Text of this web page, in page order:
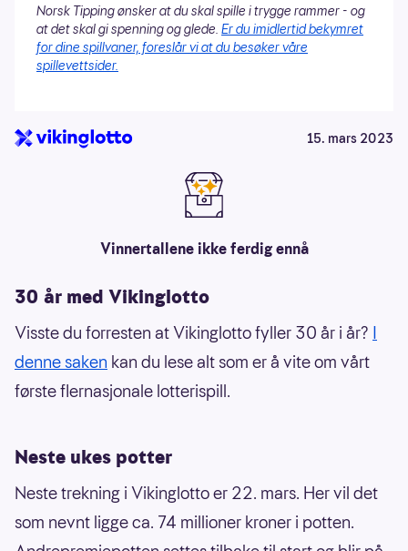
Norsk Tipping ønsker at du skal spille i trygge rammer - og
at det skal gi spenning og glede. Er du imidlertid bekymret
for dine spillvaner, foreslår vi at du besøker våre
spillevettsider.
15. mars 2023
Vinnertallene ikke ferdig ennå
30 år med Vikinglotto
Visste du forresten at Vikinglotto fyller 30 år i år? I
denne saken kan du lese alt som er å vite om vårt
første flernasjonale lotterispill.
Neste ukes potter
Neste trekning i Vikinglotto er 22. mars. Her vil det
som nevnt ligge ca. 74 millioner kroner i potten.